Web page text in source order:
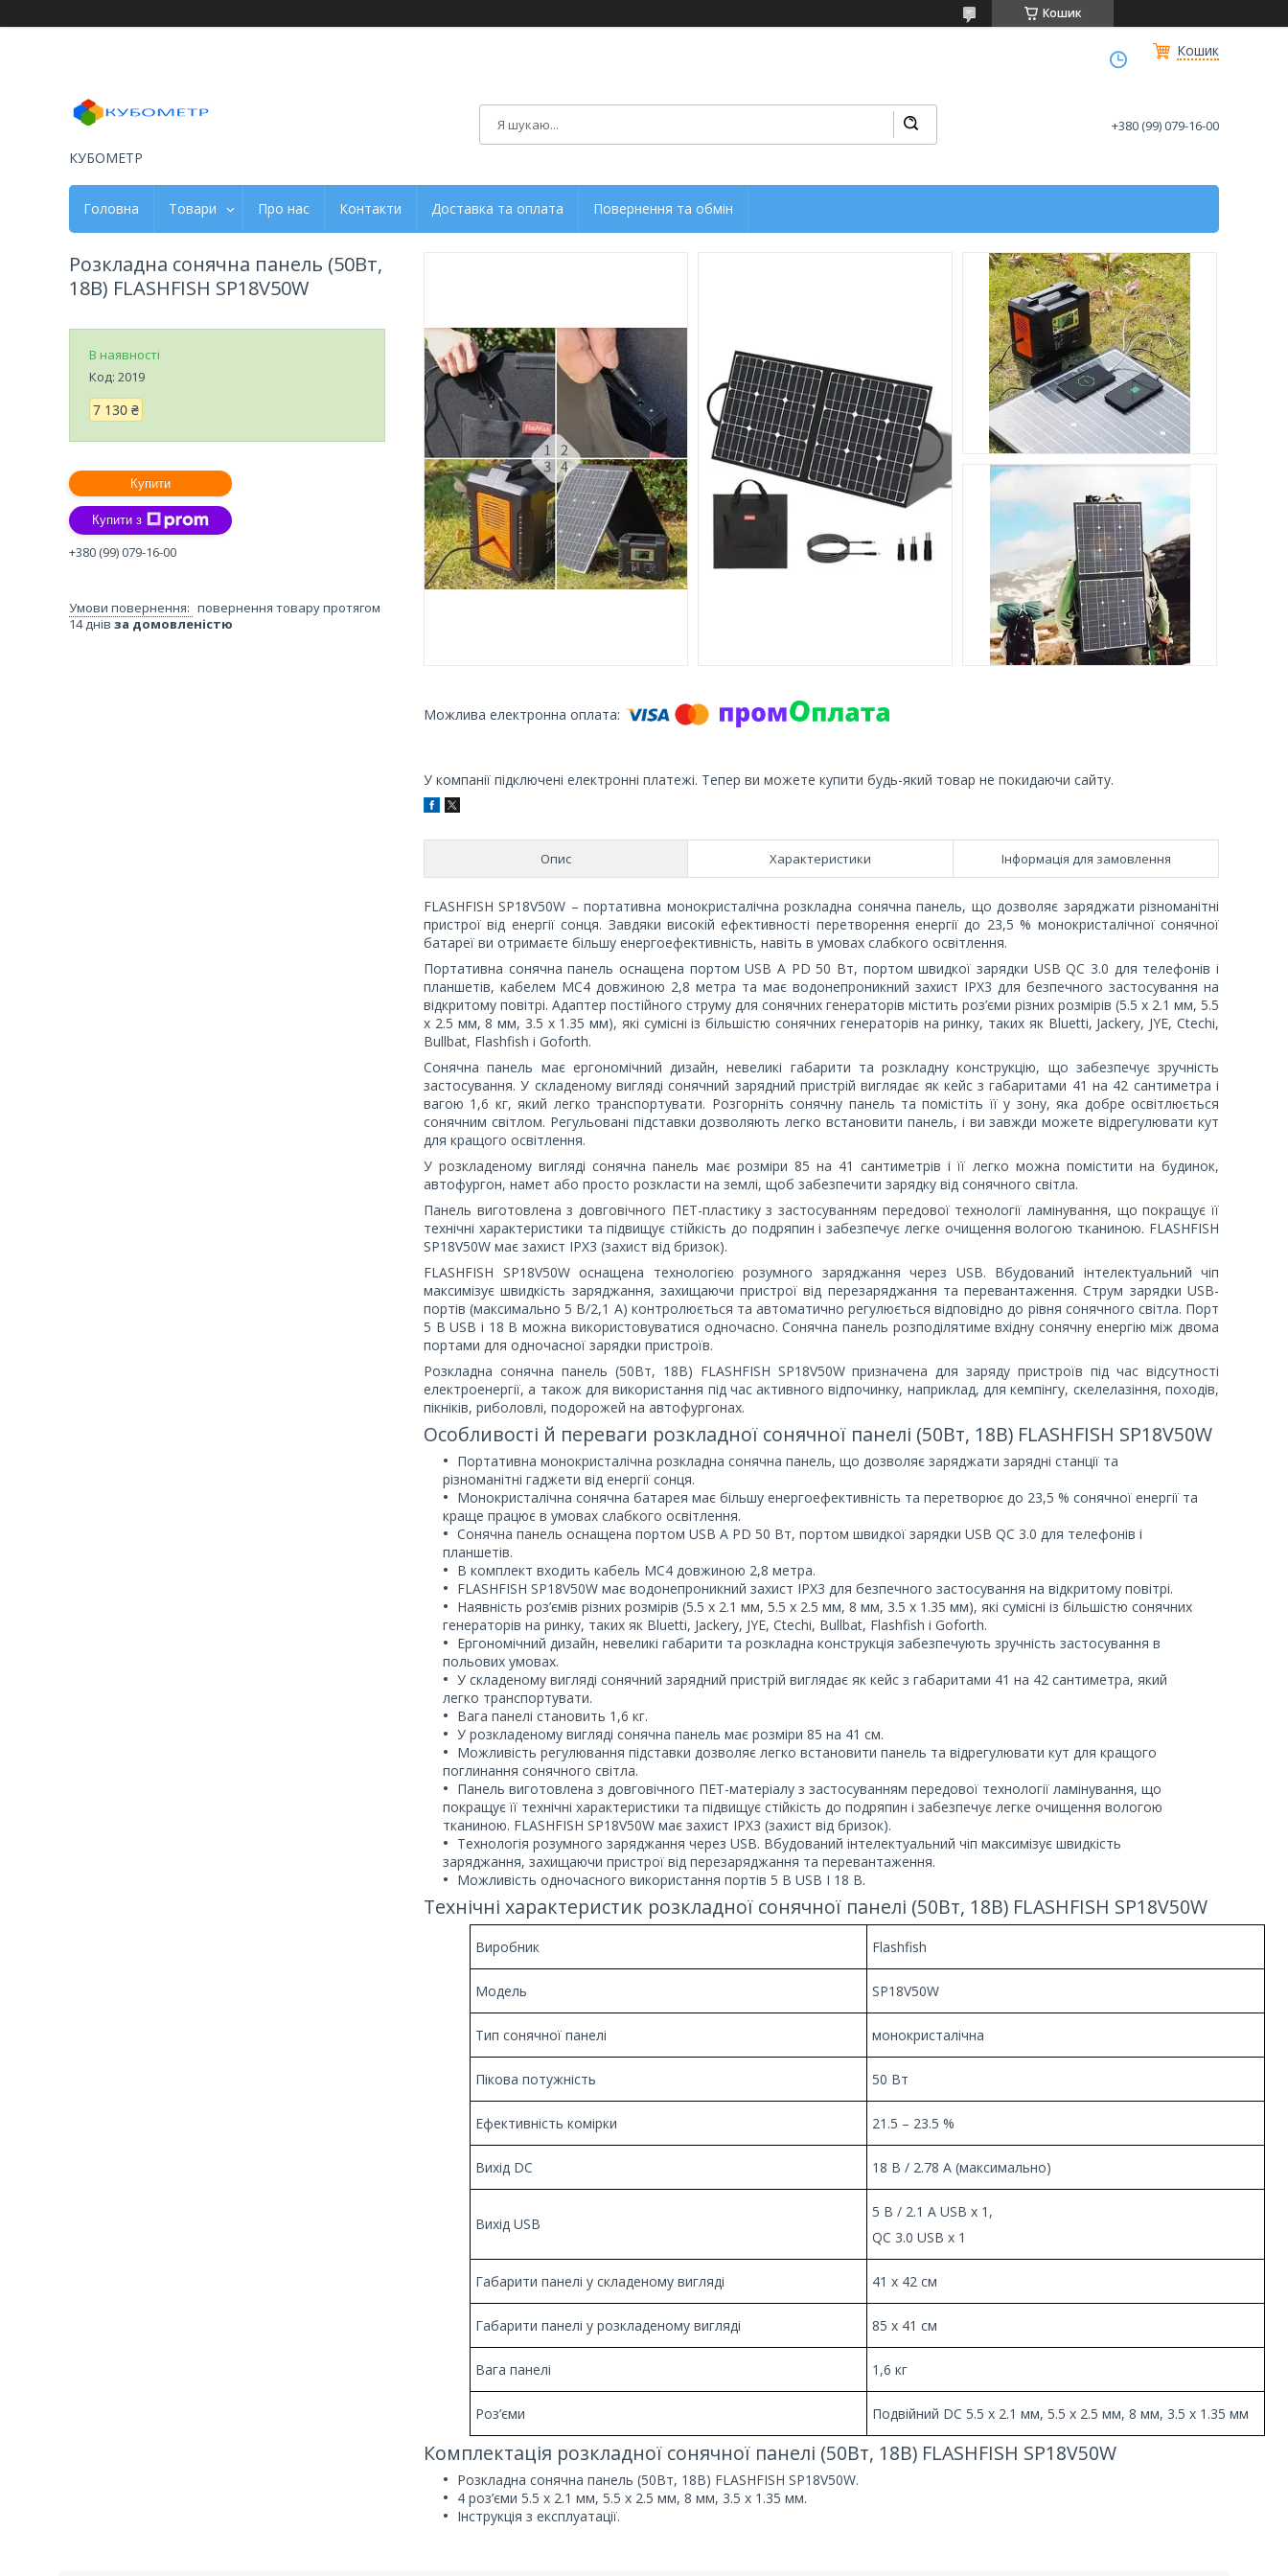
Кошик
Кошик
КУБОМЕТР
+380 (99) 079-16-00
Головна Товари Про нас Контакти Доставка та оплата Повернення та обмін
У компанії підключені електронні платежі. Тепер ви можете купити будь-який товар не покидаючи сайту.
Опис Характеристики Інформація для замовлення
FLASHFISH SP18V50W – портативна монокристалічна розкладна сонячна панель, що дозволяє заряджати різноманітні
пристрої від енергії сонця. Завдяки високій ефективності перетворення енергії до 23,5 % монокристалічної сонячної
батареї ви отримаєте більшу енергоефективність, навіть в умовах слабкого освітлення.
Портативна сонячна панель оснащена портом USB A PD 50 Вт, портом швидкої зарядки USB QC 3.0 для телефонів і
планшетів, кабелем MC4 довжиною 2,8 метра та має водонепроникний захист IPX3 для безпечного застосування на
відкритому повітрі. Адаптер постійного струму для сонячних генераторів містить роз’єми різних розмірів (5.5 х 2.1 мм, 5.5
x 2.5 мм, 8 мм, 3.5 x 1.35 мм), які сумісні із більшістю сонячних генераторів на ринку, таких як Bluetti, Jackery, JYE, Ctechi,
Bullbat, Flashfish і Goforth.
Сонячна панель має ергономічний дизайн, невеликі габарити та розкладну конструкцію, що забезпечує зручність
застосування. У складеному вигляді сонячний зарядний пристрій виглядає як кейс з габаритами 41 на 42 сантиметра і
вагою 1,6 кг, який легко транспортувати. Розгорніть сонячну панель та помістіть її у зону, яка добре освітлюється
сонячним світлом. Регульовані підставки дозволяють легко встановити панель, і ви завжди можете відрегулювати кут
для кращого освітлення.
У розкладеному вигляді сонячна панель має розміри 85 на 41 сантиметрів і її легко можна помістити на будинок,
автофургон, намет або просто розкласти на землі, щоб забезпечити зарядку від сонячного світла.
Панель виготовлена з довговічного ПЕТ-пластику з застосуванням передової технології ламінування, що покращує її
технічні характеристики та підвищує стійкість до подряпин і забезпечує легке очищення вологою тканиною. FLASHFISH
SP18V50W має захист IPX3 (захист від бризок).
FLASHFISH SP18V50W оснащена технологією розумного заряджання через USB. Вбудований інтелектуальний чіп
максимізує швидкість заряджання, захищаючи пристрої від перезаряджання та перевантаження. Струм зарядки USB-
портів (максимально 5 В/2,1 А) контролюється та автоматично регулюється відповідно до рівня сонячного світла. Порт
5 В USB і 18 В можна використовуватися одночасно. Сонячна панель розподілятиме вхідну сонячну енергію між двома
портами для одночасної зарядки пристроїв.
Розкладна сонячна панель (50Вт, 18В) FLASHFISH SP18V50W призначена для заряду пристроїв під час відсутності
електроенергії, а також для використання під час активного відпочинку, наприклад, для кемпінгу, скелелазіння, походів,
пікніків, риболовлі, подорожей на автофургонах.
Особливості й переваги розкладної сонячної панелі (50Вт, 18В) FLASHFISH SP18V50W
Портативна монокристалічна розкладна сонячна панель, що дозволяє заряджати зарядні станції та
різноманітні гаджети від енергії сонця.
Монокристалічна сонячна батарея має більшу енергоефективність та перетворює до 23,5 % сонячної енергії та
краще працює в умовах слабкого освітлення.
Сонячна панель оснащена портом USB A PD 50 Вт, портом швидкої зарядки USB QC 3.0 для телефонів і
планшетів.
В комплект входить кабель MC4 довжиною 2,8 метра.
FLASHFISH SP18V50W має водонепроникний захист IPX3 для безпечного застосування на відкритому повітрі.
Наявність роз’ємів різних розмірів (5.5 х 2.1 мм, 5.5 x 2.5 мм, 8 мм, 3.5 x 1.35 мм), які сумісні із більшістю сонячних
генераторів на ринку, таких як Bluetti, Jackery, JYE, Ctechi, Bullbat, Flashfish і Goforth.
Ергономічний дизайн, невеликі габарити та розкладна конструкція забезпечують зручність застосування в
польових умовах.
У складеному вигляді сонячний зарядний пристрій виглядає як кейс з габаритами 41 на 42 сантиметра, який
легко транспортувати.
Вага панелі становить 1,6 кг.
У розкладеному вигляді сонячна панель має розміри 85 на 41 см.
Можливість регулювання підставки дозволяє легко встановити панель та відрегулювати кут для кращого
поглинання сонячного світла.
Панель виготовлена з довговічного ПЕТ-матеріалу з застосуванням передової технології ламінування, що
покращує її технічні характеристики та підвищує стійкість до подряпин і забезпечує легке очищення вологою
тканиною. FLASHFISH SP18V50W має захист IPX3 (захист від бризок).
Технологія розумного заряджання через USB. Вбудований інтелектуальний чіп максимізує швидкість
заряджання, захищаючи пристрої від перезаряджання та перевантаження.
Можливість одночасного використання портів 5 В USB І 18 В.
Технічні характеристик розкладної сонячної панелі (50Вт, 18В) FLASHFISH SP18V50W
Виробник Flashfish
Модель SP18V50W
Тип сонячної панелі монокристалічна
Пікова потужність 50 Вт
Ефективність комірки 21.5 – 23.5 %
Вихід DC 18 В / 2.78 А (максимально)
Вихід USB
5 В / 2.1 А USB х 1,
QC 3.0 USB х 1
Габарити панелі у складеному вигляді 41 х 42 см
Габарити панелі у розкладеному вигляді 85 х 41 см
Вага панелі 1,6 кг
Роз’єми Подвійний DC 5.5 х 2.1 мм, 5.5 x 2.5 мм, 8 мм, 3.5 x 1.35 мм
Комплектація розкладної сонячної панелі (50Вт, 18В) FLASHFISH SP18V50W
Розкладна сонячна панель (50Вт, 18В) FLASHFISH SP18V50W.
4 роз’єми 5.5 х 2.1 мм, 5.5 x 2.5 мм, 8 мм, 3.5 x 1.35 мм.
Інструкція з експлуатації.
Розкладна сонячна панель (50Вт,
18В) FLASHFISH SP18V50W
В наявності
Код: 2019
7 130 ₴
Купити
Купити з
+380 (99) 079-16-00
повернення товару протягом
14 днів за домовленістю